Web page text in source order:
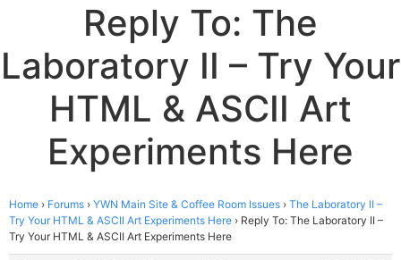
Reply To: The
Laboratory II – Try Your
HTML & ASCII Art
Experiments Here
Home › Forums › YWN Main Site & Coffee Room Issues › The Laboratory II –
Try Your HTML & ASCII Art Experiments Here › Reply To: The Laboratory II –
Try Your HTML & ASCII Art Experiments Here